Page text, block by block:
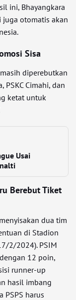
ini, Bhayangkara
juga otomatis akan
Sisa
diperebutkan
PSKC Cimahi, dan
ketat untuk
Usai
Berebut Tiket
dua tim
di Stadion
2/2024). PSIM
12 poin,
runner-up
hasil imbang
PSPS harus